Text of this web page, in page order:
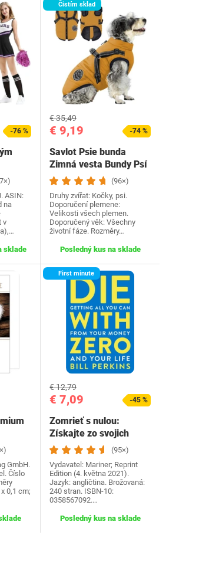
-76 %
ASIN:
na
v
sklade
Čistím sklad
€ 9,19
€ 35,49
-74 %
Savlot Psie bunda
Zimná vesta Bundy Psí
kabát Psí sveter…
(96×)
Druhy zvířat: Kočky, psi.
Doporučení plemene:
Velikosti všech plemen.
Doporučený věk: Všechny
životní fáze. Rozměry…
Posledný kus na sklade
GmbH.
Číslo
0,1 cm;
First minute
€ 7,09
€ 12,79
-45 %
Zomrieť s nulou:
Získajte zo svojich
peňazí a života…
(95×)
Vydavatel: Mariner; Reprint
Edition (4. května 2021).
Jazyk: angličtina. Brožovaná:
240 stran. ISBN-10:
0358567092.…
Posledný kus na sklade